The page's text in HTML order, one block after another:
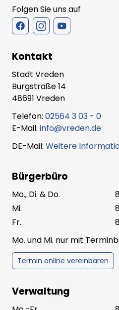
Folgen Sie uns auf
Kontakt
Stadt Vreden
Burgstraße 14
48691 Vreden
Telefon: 02564 3 03 - 0
E-Mail: info@vreden.de
DE-Mail: Weitere
Bürgerbüro
Mo., Di. & Do.
Mi.
Fr.
Mo. und Mi. nur mit
Termin online vereinbaren
Verwaltung